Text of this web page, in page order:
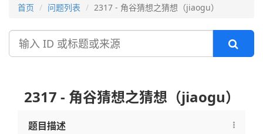
首页 问题列表 2317 - 角谷猜想之猜想（jiaogu）
搜
2317 - 角谷猜想之猜想（jiaogu）
题目描述